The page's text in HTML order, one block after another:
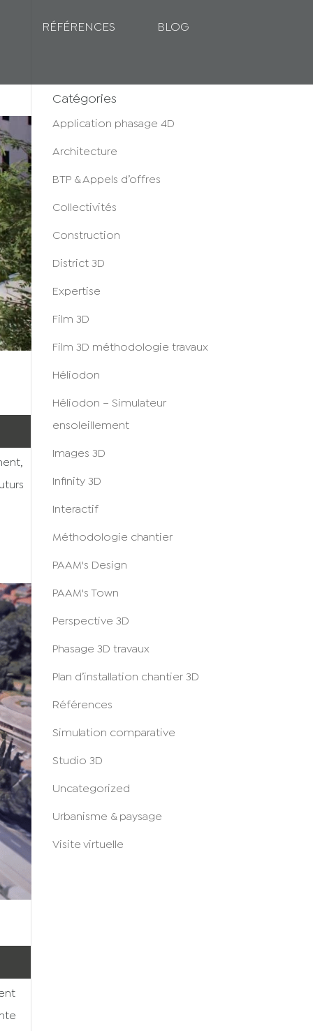
RÉFÉRENCES BLOG
Catégories
Application phasage 4D
Architecture
BTP & Appels d’offres
Collectivités
Construction
District 3D
Expertise
Film 3D
Film 3D méthodologie travaux
Héliodon
Héliodon – Simulateur
ensoleillement
Images 3D
Infinity 3D
Interactif
Méthodologie chantier
PAAM's Design
PAAM's Town
Perspective 3D
Phasage 3D travaux
Plan d’installation chantier 3D
Références
Simulation comparative
Studio 3D
Uncategorized
Urbanisme & paysage
Visite virtuelle